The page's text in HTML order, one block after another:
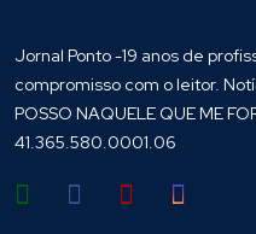
Jornal Ponto -19 anos de
compromisso com o leitor.
POSSO NAQUELE QUE ME
41.365.580.0001.06